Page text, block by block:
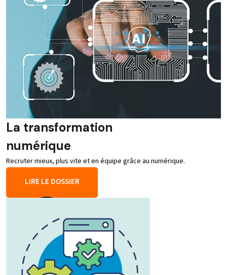
La transformation
numérique
Recruter mieux, plus vite et en équipe grâce au numérique.
LIRE LE DOSSIER